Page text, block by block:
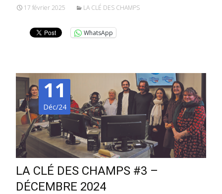
17 février 2025 LA CLÉ DES CHAMPS
WhatsApp
11
Déc/24
LA CLÉ DES CHAMPS #3 –
DÉCEMBRE 2024